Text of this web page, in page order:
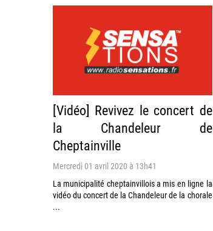
[Vidéo] Revivez le concert de
la Chandeleur de
Cheptainville
Mercredi 01 avril 2020 à 13h41
La municipalité cheptainvillois a mis en ligne la
vidéo du concert de la Chandeleur de la chorale
...